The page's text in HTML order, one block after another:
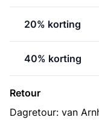
20% korting
40% korting
Retour
Dagretour: van